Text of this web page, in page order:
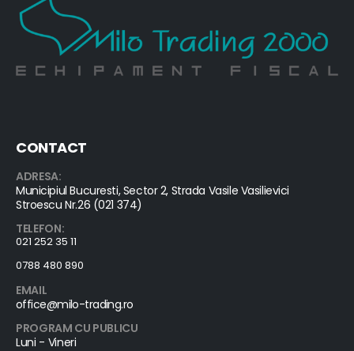
CONTACT
ADRESA:
Municipiul Bucuresti, Sector 2, Strada Vasile Vasilievici
Stroescu Nr.26 (021 374)
TELEFON:
021 252 35 11
0788 480 890
EMAIL
office@milo-trading.ro
PROGRAM CU PUBLICU
Luni - Vineri